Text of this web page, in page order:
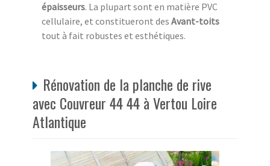
épaisseurs. La plupart sont en matière PVC
cellulaire, et constitueront des Avant-toits
tout à fait robustes et esthétiques.
Rénovation de la planche de rive
avec Couvreur 44 44 à Vertou Loire
Atlantique